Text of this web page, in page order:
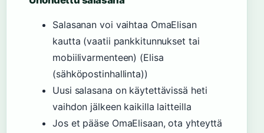
Salasanan voi vaihtaa OmaElisan
kautta (vaatii pankkitunnukset tai
mobiilivarmenteen) (Elisa
(sähköpostinhallinta))
Uusi salasana on käytettävissä heti
vaihdon jälkeen kaikilla laitteilla
Jos et pääse OmaElisaan, ota yhteyttä